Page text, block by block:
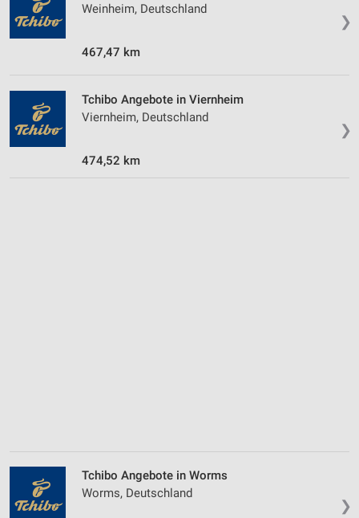
❯
Weinheim, Deutschland
467,47 km
❯
Tchibo Angebote in Viernheim
Viernheim, Deutschland
474,52 km
❯
Tchibo Angebote in Worms
Worms, Deutschland